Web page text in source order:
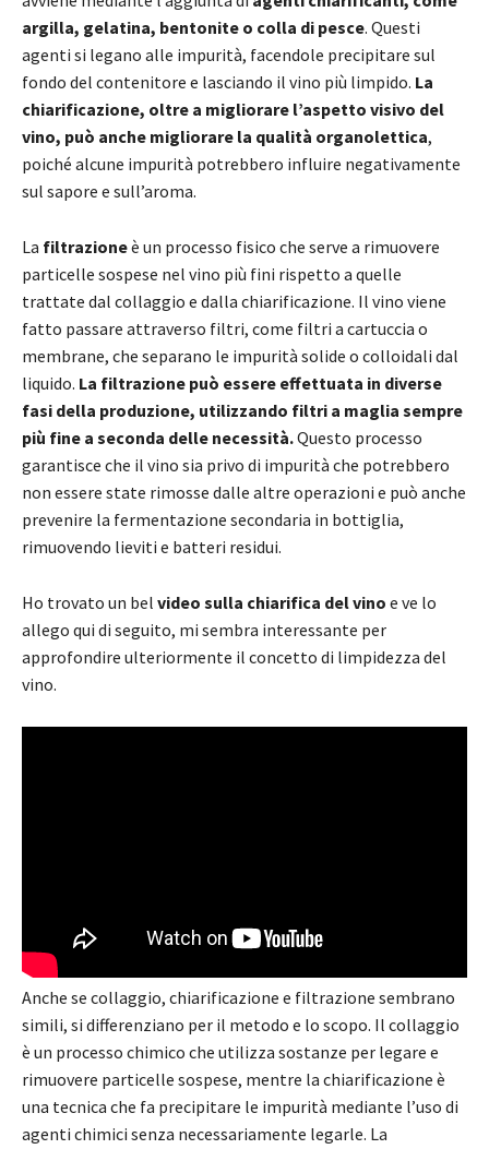
argilla, gelatina, bentonite o colla di pesce. Questi
agenti si legano alle impurità, facendole precipitare sul
fondo del contenitore e lasciando il vino più limpido. La
chiarificazione, oltre a migliorare l’aspetto visivo del
vino, può anche migliorare la qualità organolettica,
poiché alcune impurità potrebbero influire negativamente
sul sapore e sull’aroma.
La filtrazioneè un processo fisico che serve a rimuovere
particelle sospese nel vino più fini rispetto a quelle
trattate dal collaggio e dalla chiarificazione. Il vino viene
fatto passare attraverso filtri, come filtri a cartuccia o
membrane, che separano le impurità solide o colloidali dal
liquido. La filtrazione può essere effettuata in diverse
fasi della produzione, utilizzando filtri a maglia sempre
più fine a seconda delle necessità.Questo processo
garantisce che il vino sia privo di impurità che potrebbero
non essere state rimosse dalle altre operazioni e può anche
prevenire la fermentazione secondaria in bottiglia,
rimuovendo lieviti e batteri residui.
Ho trovato un bel video sulla chiarifica del vino e ve lo
allego qui di seguito, mi sembra interessante per
approfondire ulteriormente il concetto di limpidezza del
vino.
Anche se collaggio, chiarificazione e filtrazione sembrano
simili, si differenziano per il metodo e lo scopo. Il collaggio
è un processo chimico che utilizza sostanze per legare e
rimuovere particelle sospese, mentre la chiarificazione è
una tecnica che fa precipitare le impurità mediante l’uso di
agenti chimici senza necessariamente legarle. La